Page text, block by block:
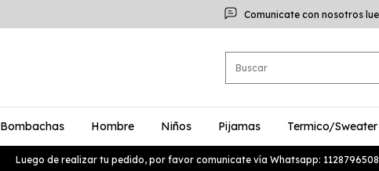
Comunicate con nosotros
Bombachas Hombre Niños Pijamas Termico/Sweater
Luego de realizar tu pedido, por favor comunicate vía Whatsapp: